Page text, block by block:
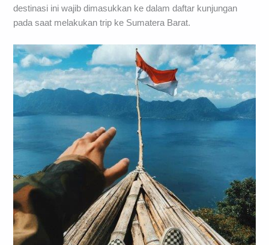
destinasi ini wajib dimasukkan ke dalam daftar kunjungan
pada saat melakukan trip ke Sumatera Barat.